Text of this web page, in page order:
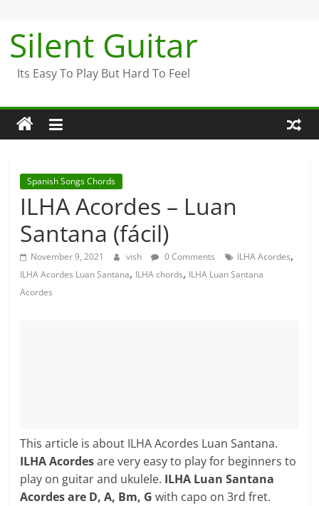
content
Silent Guitar
Its Easy To Play But Hard To Feel
Spanish Songs Chords
ILHA Acordes – Luan
Santana (fácil)
November 9, 2021 vish 0 Comments ILHA Acordes,
ILHA Acordes Luan Santana, ILHA chords, ILHA Luan Santana
Acordes
This article is about ILHA Acordes Luan Santana.
ILHA Acordesare very easy to play for beginners to
play on guitar and ukulele. ILHA Luan Santana
Acordes are D, A, Bm, Gwith capo on 3rd fret.